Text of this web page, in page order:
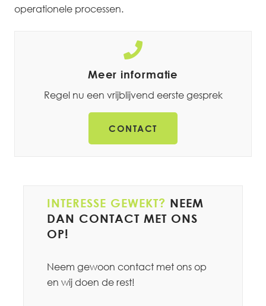
operationele processen.
Meer informatie
Regel nu een vrijblijvend eerste gesprek
CONTACT
INTERESSE GEWEKT? NEEM
DAN CONTACT MET ONS
OP!
Neem gewoon contact met ons op
en wij doen de rest!